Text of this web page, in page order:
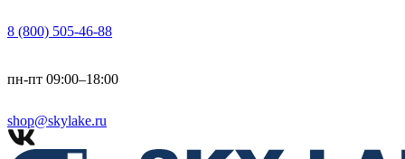
8 (800) 505-46-88
пн-пт 09:00–18:00
shop@skylake.ru